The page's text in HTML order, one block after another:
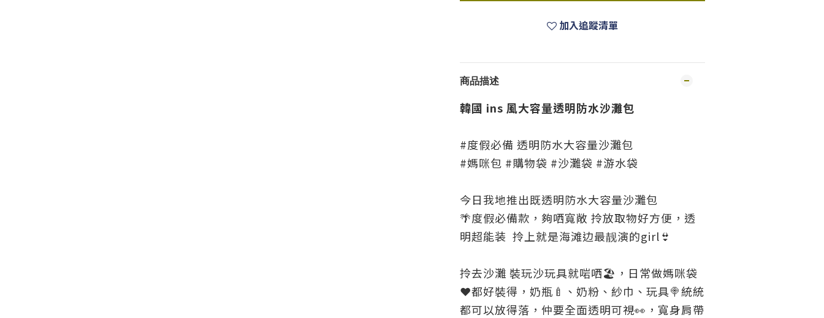
加入追蹤清單
商品描述
韓國 ins 風大容量透明防水沙灘包
#度假必備 透明防水大容量沙灘包
#媽咪包 #購物袋 #沙灘袋 #游水袋
今日我地推出既透明防水大容量沙灘包
🌴度假必備款，夠哂寬敞 拎放取物好方便，透
明超能装 拎上就是海滩边最靓演的girl👙
拎去沙灘 裝玩沙玩具就啱哂🏖，日常做媽咪袋
❤️都好裝得，奶瓶🍼、奶粉、紗巾、玩具🍭統統
都可以放得落，仲要全面透明可視👀，寬身肩帶